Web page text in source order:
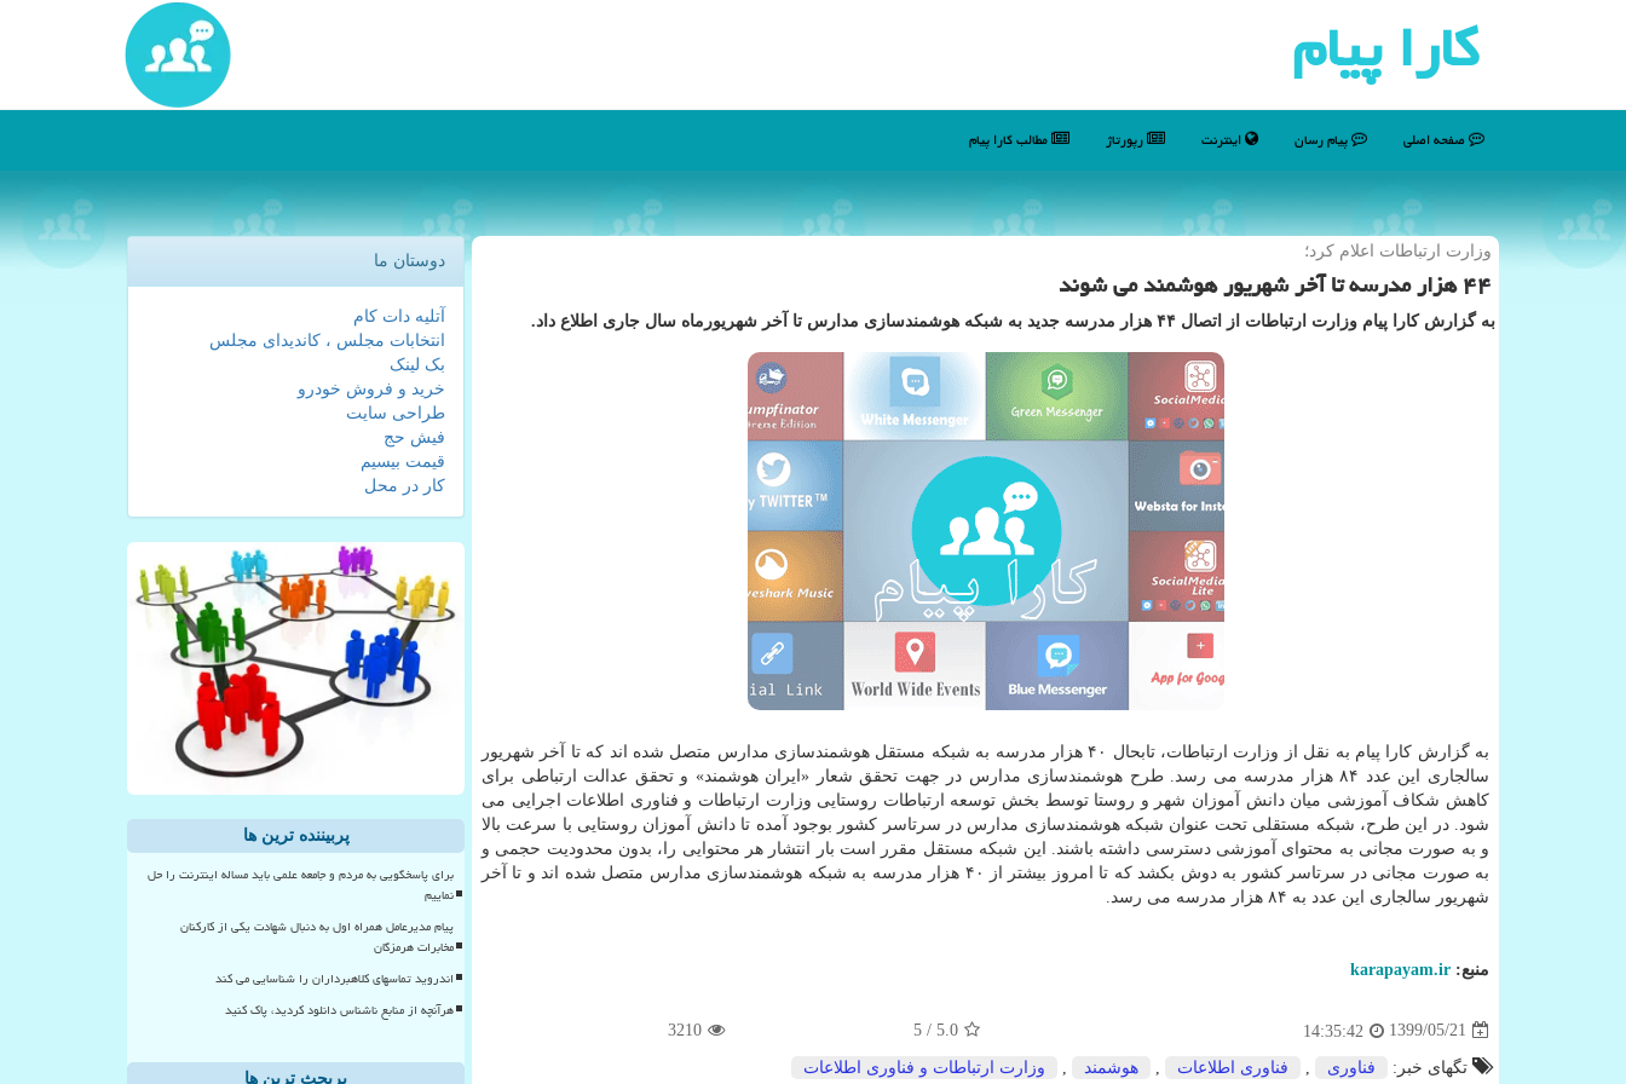
كارا پیام
صفحه اصلی پیام رسان اینترنت رپورتاژ مطالب كارا پیام
وزارت ارتباطات اعلام كرد؛
۴۴ هزار مدرسه تا آخر شهریور هوشمند می شوند
به گزارش كارا پیام وزارت ارتباطات از اتصال ۴۴ هزار مدرسه جدید به شبكه هوشمندسازی مدارس تا آخر شهریورماه سال جاری اطلاع داد.
به گزارش کارا پیام به نقل از وزارت ارتباطات، تابحال ۴۰ هزار مدرسه به شبکه مستقل هوشمندسازی مدارس متصل شده اند که تا آخر شهریور
سالجاری این عدد ۸۴ هزار مدرسه می رسد. طرح هوشمندسازی مدارس در جهت تحقق شعار «ایران هوشمند» و تحقق عدالت ارتباطی برای
کاهش شکاف آموزشی میان دانش آموزان شهر و روستا توسط بخش توسعه ارتباطات روستایی وزارت ارتباطات و فناوری اطلاعات اجرایی می
شود. در این طرح، شبکه مستقلی تحت عنوان شبکه هوشمندسازی مدارس در سرتاسر کشور بوجود آمده تا دانش آموزان روستایی با سرعت بالا
و به صورت مجانی به محتوای آموزشی دسترسی داشته باشند. این شبکه مستقل مقرر است بار انتشار هر محتوایی را، بدون محدودیت حجمی و
به صورت مجانی در سرتاسر کشور به دوش بکشد که تا امروز بیشتر از ۴۰ هزار مدرسه به شبکه هوشمندسازی مدارس متصل شده اند و تا آخر
شهریور سالجاری این عدد به ۸۴ هزار مدرسه می رسد.
منبع: karapayam.ir
1399/05/21
14:35:42
5.0
/ 5
3210
تگهای خبر: فناوری فناوری اطلاعات هوشمند وزارت ارتباطات و فناوری اطلاعات
دوستان ما
آتلیه دات کام
انتخابات مجلس ، کاندیدای مجلس
بک لینک
خرید و فروش خودرو
طراحی سایت
فیش حج
قیمت بیسیم
کار در محل
پربیننده ترین ها
برای پاسخگویی به مردم و جامعه علمی باید مساله اینترنت را حل
نماییم
پیام مدیرعامل همراه اول به دنبال شهادت یکی از کارکنان
مخابرات هرمزگان
اندروید تماسهای کلاهبرداران را شناسایی می کند
هرآنچه از منابع ناشناس دانلود کردید، پاک کنید
پربحث ترین ها